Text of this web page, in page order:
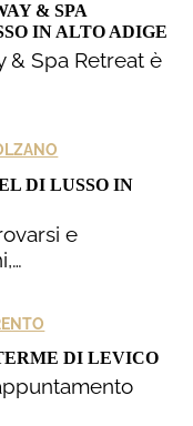
& SPA
IN ALTO ADIGE
& Spa Retreat è
DI LUSSO IN
e
DI LEVICO